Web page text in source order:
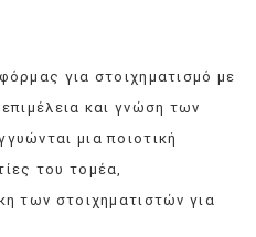
για στοιχηματισμό με
και γνώση των
μια ποιοτική
του τομέα,
των στοιχηματιστών για